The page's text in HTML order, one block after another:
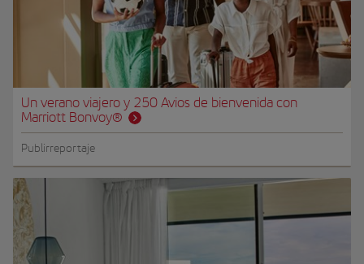
Un verano viajero y 250 Avios de bienvenida con
Marriott Bonvoy®
Publirreportaje